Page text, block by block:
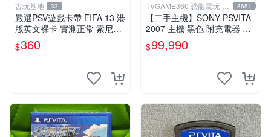
古玩基地 33
嚴選PSV遊戲卡帶 FIFA 13 港
版英文裸卡 實測正常 索尼專
用 不支持其他機器 買二送優
惠 FIFA 13 psv 港版 卡帶
$360
TVGAME360 恐龍電玩-台
中店
8651
【二手主機】SONY PSVITA
2007 主機 黑色 附充電器 US
B傳輸線 PS VITA PSV【台中
恐龍電玩】
$99,990